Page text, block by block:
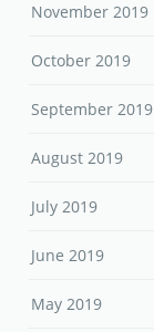
November 2019
October 2019
September 2019
August 2019
July 2019
June 2019
May 2019